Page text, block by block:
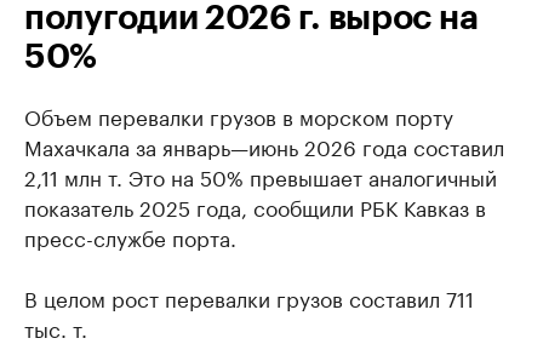
полугодии 2026 г. вырос на
50%
Объем перевалки грузов в морском порту
Махачкала за январь—июнь 2026 года составил
2,11 млн т. Это на 50% превышает аналогичный
показатель 2025 года, сообщили РБК Кавказ в
пресс-службе порта.
В целом рост перевалки грузов составил 711
тыс. т.